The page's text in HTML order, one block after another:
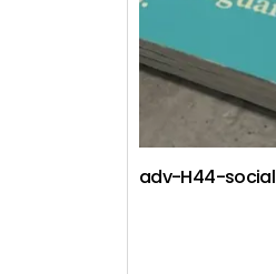
adv-H44-social